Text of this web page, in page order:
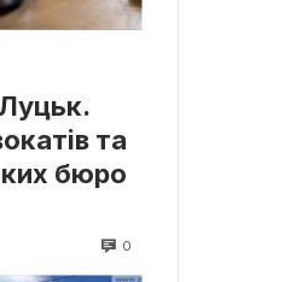
та
бюро
0